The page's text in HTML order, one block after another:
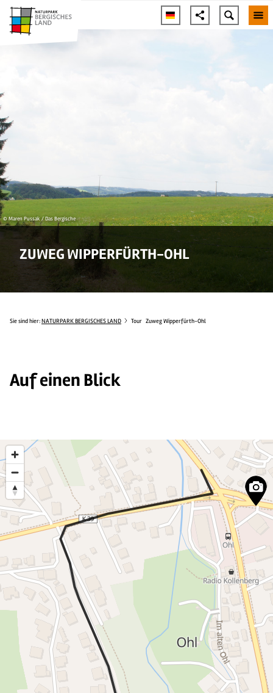
© Maren Pussak / Das Bergische
ZUWEG WIPPERFÜRTH-OHL
Sie sind hier:NATURPARK BERGISCHES LAND Tour Zuweg Wipperfürth-Ohl
Auf einen Blick